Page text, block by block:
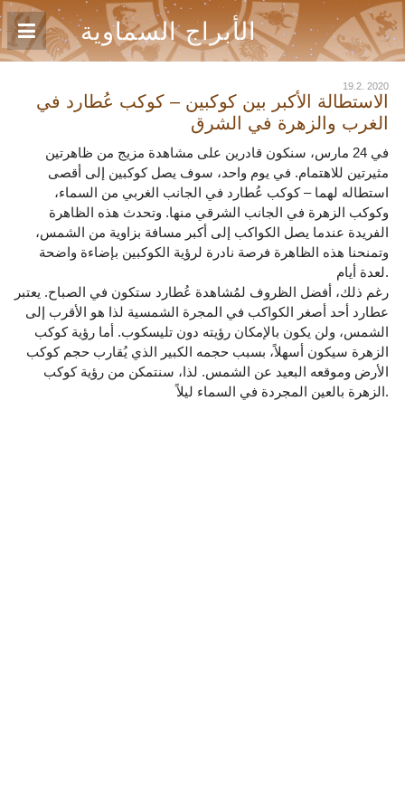
الأبراج السماوية
19.2. 2020
الاستطالة الأكبر بين كوكبين – كوكب عُطارد في
الغرب والزهرة في الشرق
في 24 مارس، سنكون قادرين على مشاهدة مزيج من ظاهرتين
مثيرتين للاهتمام. في يوم واحد، سوف يصل كوكبين إلى أقصى
استطاله لهما – كوكب عُطارد في الجانب الغربي من السماء،
وكوكب الزهرة في الجانب الشرقي منها. وتحدث هذه الظاهرة
الفريدة عندما يصل الكواكب إلى أكبر مسافة بزاوية من الشمس،
وتمنحنا هذه الظاهرة فرصة نادرة لرؤية الكوكبين بإضاءة واضحة
لعدة أيام.
رغم ذلك، أفضل الظروف لمُشاهدة عُطارد ستكون في الصباح. يعتبر
عطارد أحد أصغر الكواكب في المجرة الشمسية لذا هو الأقرب إلى
الشمس، ولن يكون بالإمكان رؤيته دون تليسكوب. أما رؤية كوكب
الزهرة سيكون أسهلاً، بسبب حجمه الكبير الذي يُقارب حجم كوكب
الأرض وموقعه البعيد عن الشمس. لذا، سنتمكن من رؤية كوكب
الزهرة بالعين المجردة في السماء ليلاً.